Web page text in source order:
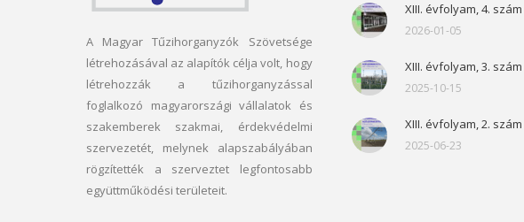
A Magyar Tűzihorganyzók Szövetsége
létrehozásával az alapítók célja volt, hogy
létrehozzák a tűzihorganyzással
foglalkozó magyarországi vállalatok és
szakemberek szakmai, érdekvédelmi
szervezetét, melynek alapszabályában
rögzítették a szerveztet legfontosabb
együttműködési területeit.
XIII. évfolyam, 4. szám
2026-01-05
XIII. évfolyam, 3. szám
2025-10-15
XIII. évfolyam, 2. szám
2025-06-23